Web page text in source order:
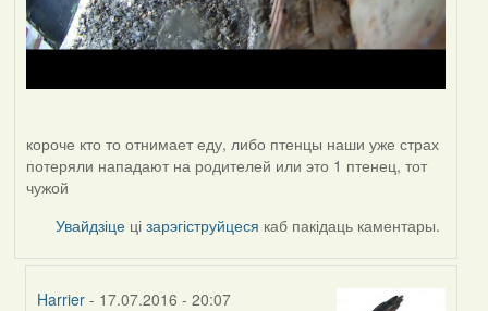
короче кто то отнимает еду, либо птенцы наши уже страх
потеряли нападают на родителей или это 1 птенец, тот
чужой
Увайдзіце цізарэгіструйцеся каб пакідаць каментары.
Harrier - 17.07.2016 - 20:07